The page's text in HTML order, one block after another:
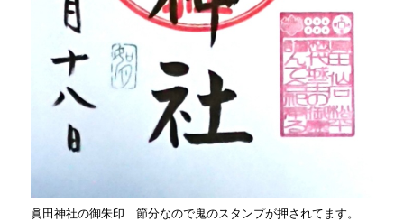
眞田神社の御朱印 節分なので鬼のスタンプが押されてます。